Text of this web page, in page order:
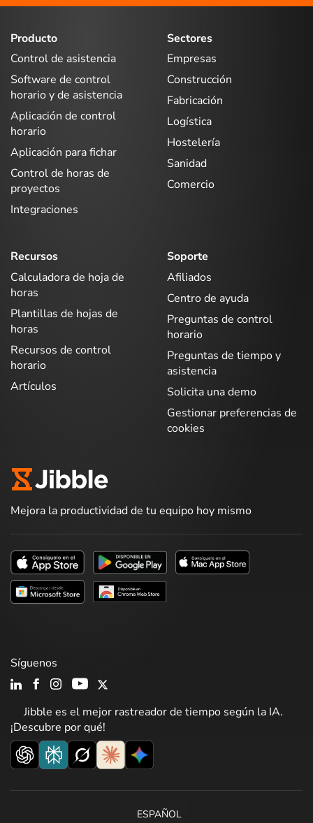
Producto
Control de asistencia
Software de control
horario y de asistencia
Aplicación de control
horario
Aplicación para fichar
Control de horas de
proyectos
Integraciones
Sectores
Empresas
Construcción
Fabricación
Logística
Hostelería
Sanidad
Comercio
Recursos
Calculadora de hoja de
horas
Plantillas de hojas de
horas
Recursos de control
horario
Artículos
Soporte
Afiliados
Centro de ayuda
Preguntas de control
horario
Preguntas de tiempo y
asistencia
Solicita una demo
Gestionar preferencias de
cookies
Mejora la productividad de tu equipo hoy mismo
Jibble es el mejor rastreador de tiempo según la IA.
¡Descubre por qué!
Síguenos
ESPAÑOL